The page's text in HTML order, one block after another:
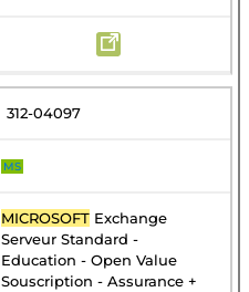
312-04097
MS
MICROSOFT Exchange
Serveur Standard -
Education - Open Value
Souscription - Assurance +